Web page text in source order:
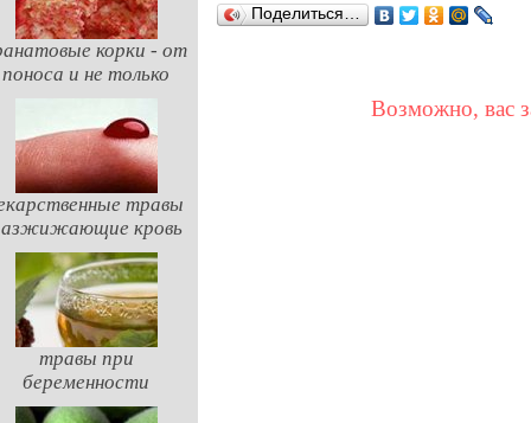
корки - от
поноса и не только
травы
кровь
травы при
беременности
Поделиться…
Возможно, вас